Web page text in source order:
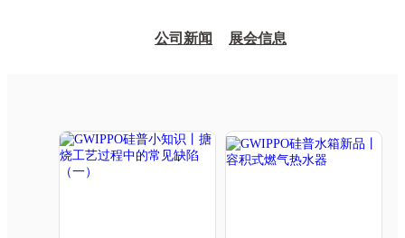
公司新闻 展会信息